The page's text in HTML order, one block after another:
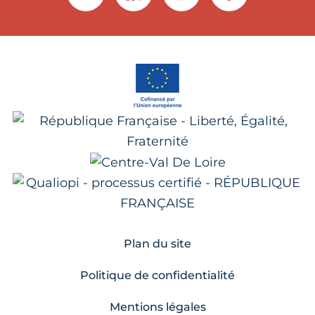
Plan du site
Politique de confidentialité
Mentions légales